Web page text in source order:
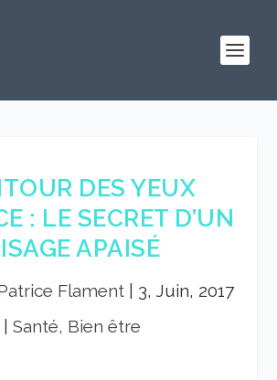
DES YEUX
: LE SECRET D’UN
APAISÉ
Flament
3, Juin, 2017
Santé, Bien être